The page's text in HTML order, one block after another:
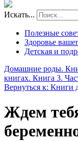
Искать...
Полезные
Здоровье
Детская и
Домашние роды.
книгах. Книга 3.
Вернуться к: Книги
Ждем